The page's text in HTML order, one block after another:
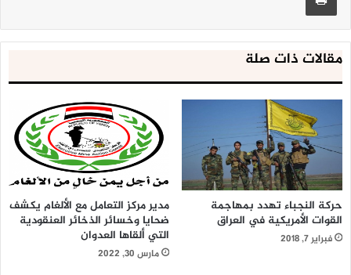
مقالات ذات صلة
حركة النجباء تهدد بمهاجمة
القوات الأمريكية في العراق
فبراير 7, 2018
مدير مركز التعامل مع الألغام يكشف
ضحايا وخسائر الذخائر العنقودية
التي ألقاها العدوان
مارس 30, 2022